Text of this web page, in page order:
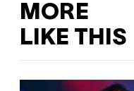
MORE
LIKE THIS